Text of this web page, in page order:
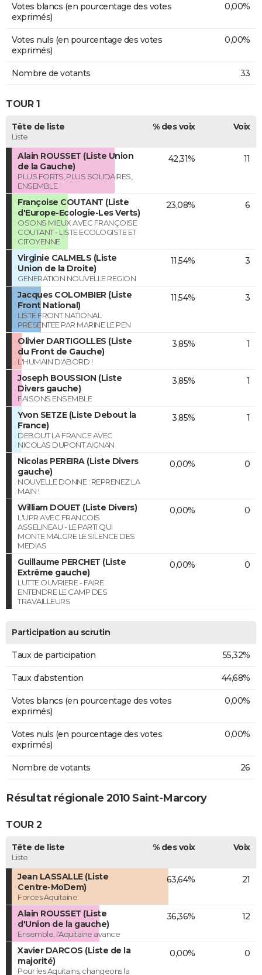
Votes blancs (en pourcentage des votes
exprimés)
0,00%
Votes nuls (en pourcentage des votes
exprimés)
0,00%
Nombre de votants 33
TOUR 1
Tête de liste
Liste
% des voix Voix
Alain ROUSSET (Liste Union
de la Gauche)
PLUS FORTS, PLUS SOLIDAIRES,
ENSEMBLE
42,31% 11
Françoise COUTANT (Liste
d'Europe-Ecologie-Les Verts)
OSONS MIEUX AVEC FRANÇOISE
COUTANT - LISTE ECOLOGISTE ET
CITOYENNE
23,08% 6
Virginie CALMELS (Liste
Union de la Droite)
GENERATION NOUVELLE REGION
11,54% 3
Jacques COLOMBIER (Liste
Front National)
LISTE FRONT NATIONAL
PRESENTEE PAR MARINE LE PEN
11,54% 3
Olivier DARTIGOLLES (Liste
du Front de Gauche)
L'HUMAIN D'ABORD !
3,85% 1
Joseph BOUSSION (Liste
Divers gauche)
FAISONS ENSEMBLE
3,85% 1
Yvon SETZE (Liste Debout la
France)
DEBOUT LA FRANCE AVEC
NICOLAS DUPONT AIGNAN
3,85% 1
Nicolas PEREIRA (Liste Divers
gauche)
NOUVELLE DONNE : REPRENEZ LA
MAIN !
0,00% 0
William DOUET (Liste Divers)
L'UPR AVEC FRANCOIS
ASSELINEAU - LE PARTI QUI
MONTE MALGRE LE SILENCE DES
MEDIAS
0,00% 0
Guillaume PERCHET (Liste
Extrême gauche)
LUTTE OUVRIERE - FAIRE
ENTENDRE LE CAMP DES
TRAVAILLEURS
0,00% 0
Participation au scrutin
Taux de participation 55,32%
Taux d'abstention 44,68%
Votes blancs (en pourcentage des votes
exprimés)
0,00%
Votes nuls (en pourcentage des votes
exprimés)
0,00%
Nombre de votants 26
Résultat régionale 2010 Saint-Marcory
TOUR 2
Tête de liste
Liste
% des voix Voix
Jean LASSALLE (Liste
Centre-MoDem)
Forces Aquitaine
63,64% 21
Alain ROUSSET (Liste
d'Union de la gauche)
Ensemble, l'Aquitaine avance
36,36% 12
Xavier DARCOS (Liste de la
majorité)
Pour les Aquitains, changeons la
0,00% 0